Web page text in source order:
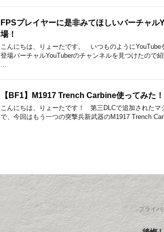
FPSプレイヤーに是非みてほしいバーチャ
場！
こんにちは、りょーたです。 いつものようにYouTube
登場バーチャルYouTuberのチャンネルを見つけたので
…
【BF1】M1917 Trench Carbine使ってみた
こんにちは、りょーたです！ 第三DLCで追加されたマ
で、今回はもう一つの突撃兵新武器のM1917 Trench
プライ